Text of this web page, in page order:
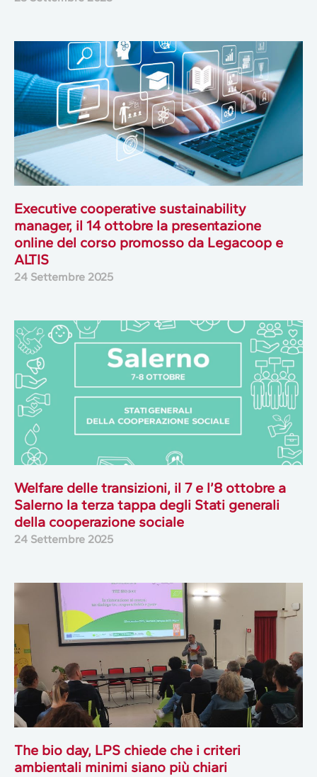
Executive cooperative sustainability
manager, il 14 ottobre la presentazione
online del corso promosso da Legacoop e
ALTIS
24 Settembre 2025
Welfare delle transizioni, il 7 e l’8 ottobre a
Salerno la terza tappa degli Stati generali
della cooperazione sociale
24 Settembre 2025
The bio day, LPS chiede che i criteri
ambientali minimi siano più chiari